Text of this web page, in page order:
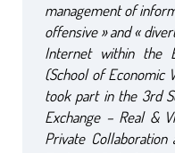
management of
offensive » and «
Internet within the
(School of Economic
took part in the 3rd
Exchange – Real &
Private